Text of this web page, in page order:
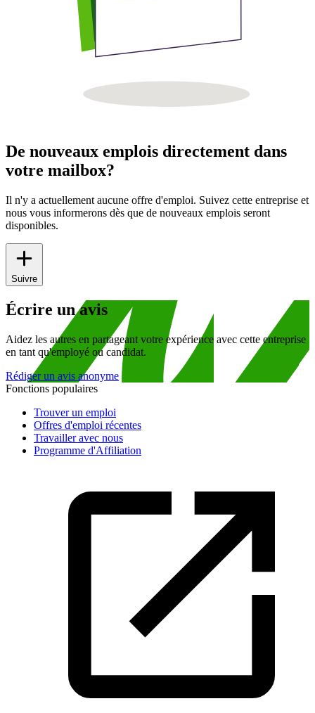
De nouveaux emplois directement dans
votre mailbox?
Il n'y a actuellement aucune offre d'emploi. Suivez cette entreprise et
nous vous informerons dès que de nouveaux emplois seront
disponibles.
Suivre
Écrire un avis
Aidez les autres en partageant votre expérience avec cette entreprise
en tant qu'employé ou candidat.
Rédiger un avis anonyme
Fonctions populaires
Trouver un emploi
Offres d'emploi récentes
Travailler avec nous
Programme d'Affiliation